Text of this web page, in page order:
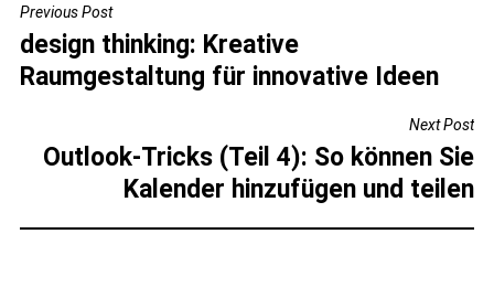
BEITRAGSNAVIGATION
Previous Post
design thinking: Kreative
Raumgestaltung für innovative Ideen
Next Post
Outlook-Tricks (Teil 4): So können Sie
Kalender hinzufügen und teilen